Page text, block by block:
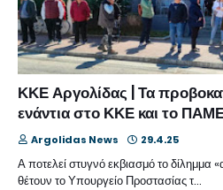
ΚΚΕ Αργολίδας | Τα
ενάντια στο ΚΚΕ και το
Argolidas News 29.4.25
Α ποτελεί στυγνό εκβιασμό το δίλημμα
θέτουν το Υπουργείο Προστασίας τ…